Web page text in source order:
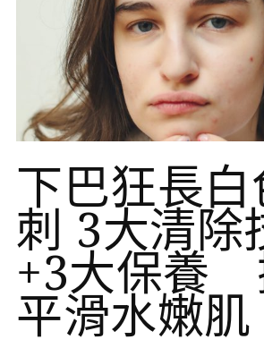
下巴狂長
刺 3大清除
+3大保養
平滑水嫩肌